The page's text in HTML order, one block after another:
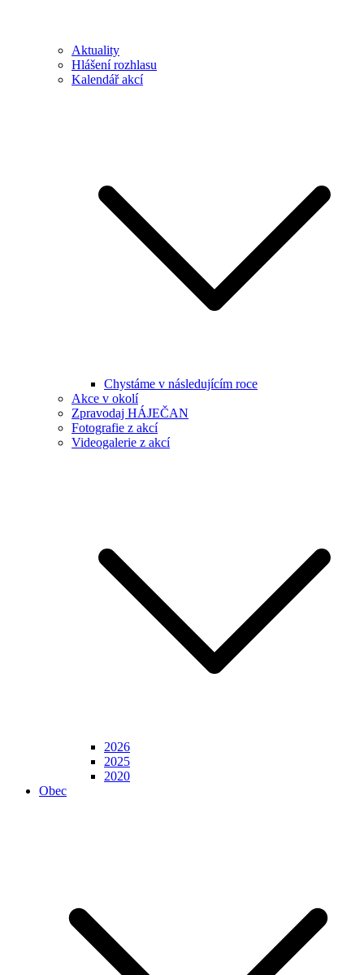
Aktuality
Hlášení rozhlasu
Kalendář akcí
Chystáme v následujícím roce
Akce v okolí
Zpravodaj HÁJEČAN
Fotografie z akcí
Videogalerie z akcí
2026
2025
2020
Obec